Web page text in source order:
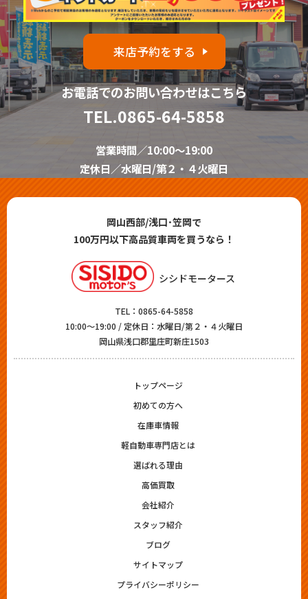
来店予約をする
お電話でのお問い合わせはこちら
TEL.0865-64-5858
営業時間／10:00～19:00
定休日／水曜日/第２・４火曜日
岡山西部/浅口･笠岡で
100万円以下高品質車両を買うなら！
シシドモータース
TEL： 0865-64-5858
10:00～19:00 / 定休日：水曜日/第２・４火曜日
岡山県浅口郡里庄町新庄1503
トップページ
初めての方へ
在庫車情報
軽自動車専門店とは
選ばれる理由
高価買取
会社紹介
スタッフ紹介
ブログ
サイトマップ
プライバシーポリシー